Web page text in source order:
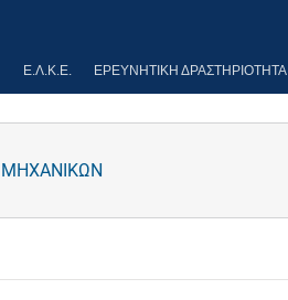
Ε.Λ.Κ.Ε. ΕΡΕΥΝΗΤΙΚΉ ΔΡΑΣΤΗΡΙΌΤΗΤΑ